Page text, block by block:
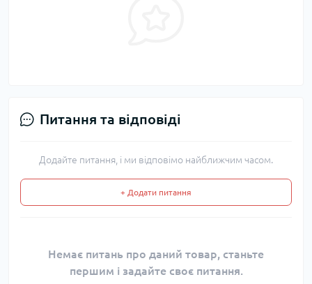
Питання та відповіді
Додайте питання, і ми відповімо найближчим часом.
+ Додати питання
Немає питань про даний товар, станьте
першим і задайте своє питання.